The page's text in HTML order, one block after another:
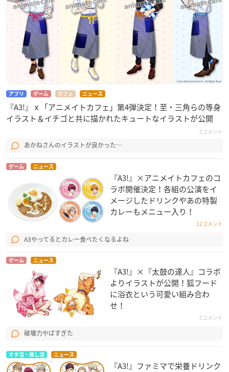
アプリ ゲーム カフェ ニュース
『A3!』ｘ「アニメイトカフェ」第4弾決定！至・三角らの等身
イラスト＆イチゴと共に描かれたキュートなイラストが公開
5コメント
あかねさんのイラストが良かった…
ゲーム ニュース
『A3!』×アニメイトカフェのコ
ラボ開催決定！各組の公演をイ
メージしたドリンクやあの特製
カレーもメニュー入り！
12コメント
A3やってるとカレー食べたくなるよね
ゲーム ニュース
『A3!』×『太鼓の達人』コラボ
よりイラストが公開！狐フード
に浴衣という可愛い組み合わ
せ！
5コメント
破壊力やばすぎた
オタ活・推し活 ニュース
『A3!』ファミマで栄養ドリンク